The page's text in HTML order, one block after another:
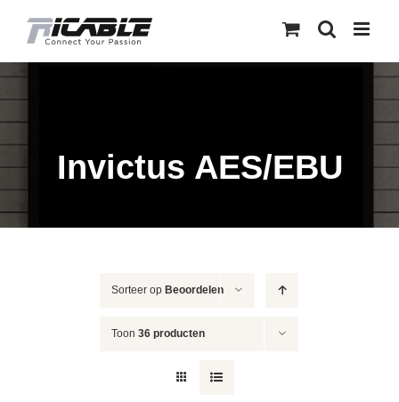
Invictus AES/EBU
Sorteer opBeoordelen
Toon36 producten